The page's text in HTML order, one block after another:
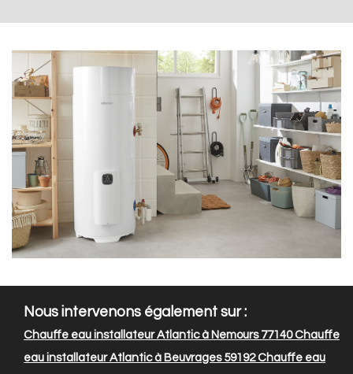
Nous intervenons également sur :
Chauffe eau installateur Atlantic à Nemours 77140Chauffe
eau installateur Atlantic à Beuvrages 59192Chauffe eau